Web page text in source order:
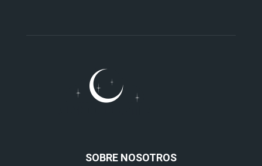
SOBRE NOSOTROS